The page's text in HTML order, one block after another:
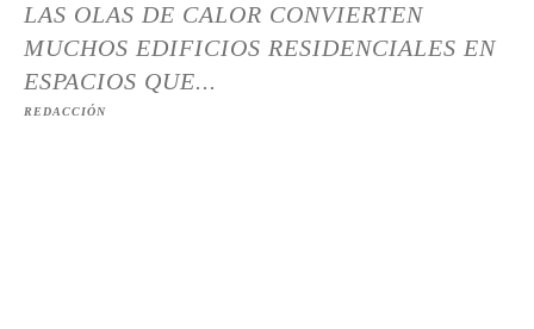
LAS OLAS DE CALOR CONVIERTEN
MUCHOS EDIFICIOS RESIDENCIALES EN
ESPACIOS QUE...
REDACCIÓN